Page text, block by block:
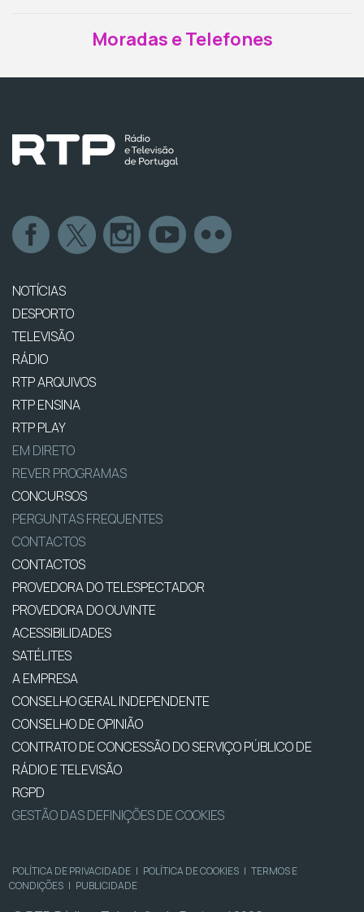
Moradas e Telefones
NOTÍCIAS
DESPORTO
TELEVISÃO
RÁDIO
RTP ARQUIVOS
RTP ENSINA
RTP PLAY
EM DIRETO
REVER PROGRAMAS
CONCURSOS
PERGUNTAS FREQUENTES
CONTACTOS
CONTACTOS
PROVEDORA DO TELESPECTADOR
PROVEDORA DO OUVINTE
ACESSIBILIDADES
SATÉLITES
A EMPRESA
CONSELHO GERAL INDEPENDENTE
CONSELHO DE OPINIÃO
CONTRATO DE CONCESSÃO DO SERVIÇO PÚBLICO DE
RÁDIO E TELEVISÃO
RGPD
GESTÃO DAS DEFINIÇÕES DE COOKIES
POLÍTICA DE PRIVACIDADE | POLÍTICA DE COOKIES | TERMOS E
CONDIÇÕES | PUBLICIDADE